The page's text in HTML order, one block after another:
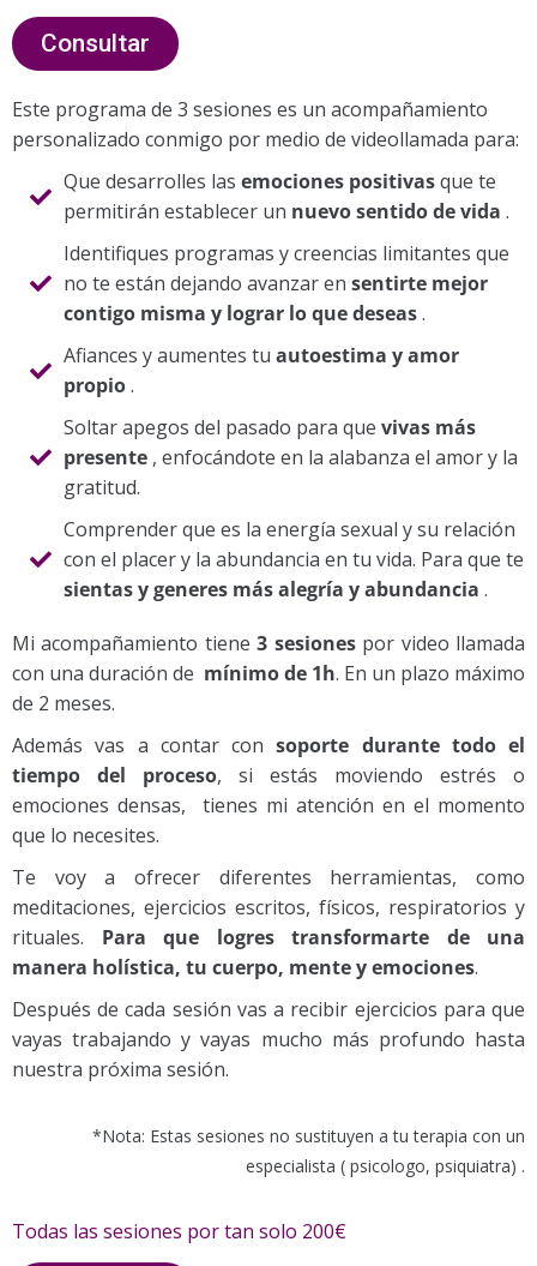
Consultar
Este programa de 3 sesiones es un acompañamiento
personalizado conmigo por medio de videollamada para:
Que desarrolles las emociones positivasque te
permitirán establecer un nuevo sentido de vida .
Identifiques programas y creencias limitantes que
no te están dejando avanzar en sentirte mejor
contigo misma y lograr lo que deseas.
Afiances y aumentes tu autoestima y amor
propio.
Soltar apegos del pasado para que vivas más
presente , enfocándote en la alabanza el amor y la
gratitud.
Comprender que es la energía sexual y su relación
con el placer y la abundancia en tu vida. Para que te
sientas y generes más alegría y abundancia .
Mi acompañamiento tiene 3 sesionespor video llamada
con una duración de mínimo de 1h. En un plazo máximo
de 2 meses.
Además vas a contar consoporte durante todo el
tiempo del proceso, si estás moviendo estrés o
emociones densas, tienes mi atención en el momento
que lo necesites.
Te voy a ofrecer diferentes herramientas, como
meditaciones, ejercicios escritos, físicos, respiratorios y
rituales. Para que logres transformarte de una
manera holística, tu cuerpo, mente y emociones.
Después de cada sesión vas a recibir ejercicios para que
vayas trabajando y vayas mucho más profundo hasta
nuestra próxima sesión.
*Nota: Estas sesiones no sustituyen a tu terapia con un
especialista ( psicologo, psiquiatra) .
Todas las sesiones por tan solo 200€